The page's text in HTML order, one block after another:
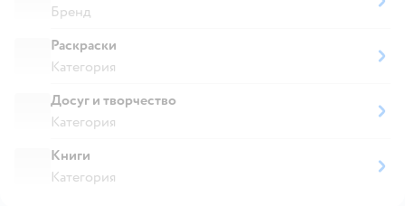
Бренд
Раскраски
Категория
Досуг и творчество
Категория
Книги
Категория